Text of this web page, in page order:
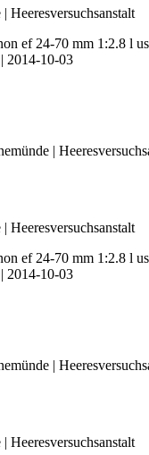
Heeresversuchsanstalt
ef 24-70 mm 1:2.8 l
2014-10-03
Heeresversuchsanstalt
ef 24-70 mm 1:2.8 l
2014-10-03
Heeresversuchsanstalt